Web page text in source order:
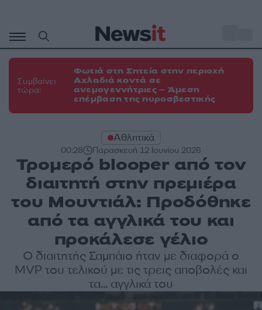
περιεχόμενο
Συμβαίνει
τώρα:
Φωτιά στη Σητεία στην περιοχή
Αχλαδιά κοντά σε
ανεμογεννήτριες – Άμεση
επέμβαση της πυροσβεστικής
Αθλητικά
00:28 Παρασκευή 12 Ιουνίου 2026
Τρομερό blooper από τον
διαιτητή στην πρεμιέρα
του Μουντιάλ: Προδόθηκε
από τα αγγλικά του και
προκάλεσε γέλιο
Ο διαιτητής Σαμπάιο ήταν με διαφορά ο
MVP του τελικού με τις τρεις αποβολές και
τα... αγγλικά του